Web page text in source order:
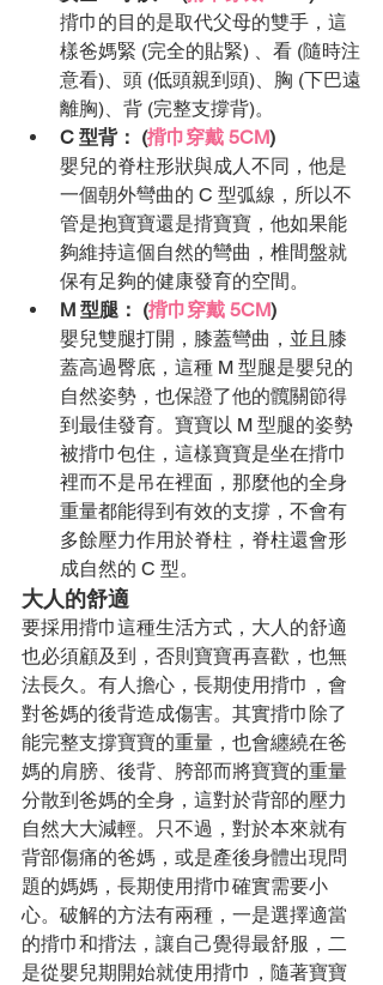
揹巾的目的是取代父母的雙手，這
樣爸媽緊 (完全的貼緊) 、看 (隨時注
意看)、頭 (低頭親到頭)、胸 (下巴遠
離胸)、背 (完整支撐背)。
C 型背： (揹巾穿戴 5CM)
嬰兒的脊柱形狀與成人不同，他是
一個朝外彎曲的 C 型弧線，所以不
管是抱寶寶還是揹寶寶，他如果能
夠維持這個自然的彎曲，椎間盤就
保有足夠的健康發育的空間。
M 型腿： (揹巾穿戴 5CM)
嬰兒雙腿打開，膝蓋彎曲，並且膝
蓋高過臀底，這種 M 型腿是嬰兒的
自然姿勢，也保證了他的髖關節得
到最佳發育。寶寶以 M 型腿的姿勢
被揹巾包住，這樣寶寶是坐在揹巾
裡而不是吊在裡面，那麼他的全身
重量都能得到有效的支撐，不會有
多餘壓力作用於脊柱，脊柱還會形
成自然的 C 型。
大人的舒適
要採用揹巾這種生活方式，大人的舒適
也必須顧及到，否則寶寶再喜歡，也無
法長久。有人擔心，長期使用揹巾，會
對爸媽的後背造成傷害。其實揹巾除了
能完整支撐寶寶的重量，也會纏繞在爸
媽的肩膀、後背、胯部而將寶寶的重量
分散到爸媽的全身，這對於背部的壓力
自然大大減輕。只不過，對於本來就有
背部傷痛的爸媽，或是產後身體出現問
題的媽媽，長期使用揹巾確實需要小
心。破解的方法有兩種，一是選擇適當
的揹巾和揹法，讓自己覺得最舒服，二
是從嬰兒期開始就使用揹巾，隨著寶寶